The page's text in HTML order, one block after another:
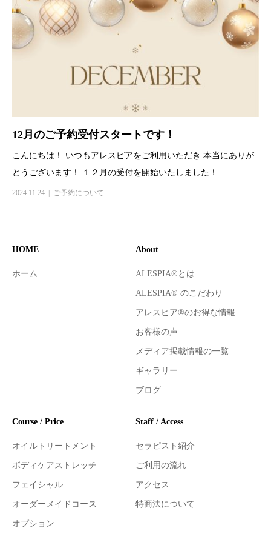
12月のご予約受付スタートです！
こんにちは！ いつもアレスピアをご利用いただき 本当にありが
とうございます！ １２月の受付を開始いたしました！...
2024.11.24 ご予約について
HOME
ホーム
About
ALESPIA®とは
ALESPIA® のこだわり
アレスピア®のお得な情報
お客様の声
メディア掲載情報の一覧
ギャラリー
ブログ
Course / Price
オイルトリートメント
ボディケアストレッチ
フェイシャル
オーダーメイドコース
オプション
Staff / Access
セラピスト紹介
ご利用の流れ
アクセス
特商法について